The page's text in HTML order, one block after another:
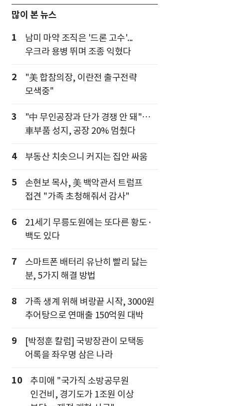
많이 본 뉴스
1
남미 마약 조직은 '드론 고수'...
우크라 용병 뛰며 조종 익혔다
2
"美 합참의장, 이란전 출구전략
모색중"
3
"中 무인공장과 단가 경쟁 안 돼"…
車부품 성지, 공장 20% 멈췄다
4 부동산 치솟으니 커지는 집안 싸움
5
손현보 목사, 美 백악관서 트럼프
접견 "가족 초청해줘서 감사"
6
21세기 무릉도원에는 또다른 황도·
백도 있다
7
스마트폰 배터리 유난히 빨리 닳는
분, 5가지 해결 방법
8
가족 생계 위해 벼랑끝 시작, 3000원
추어탕으로 연매출 150억원 대박
9
[박정훈 칼럼] 국방장관이 모택동
어록을 좌우명 삼은 나라
10
추미애 "국가직 소방공무원
인건비, 경기도가 1조원 이상